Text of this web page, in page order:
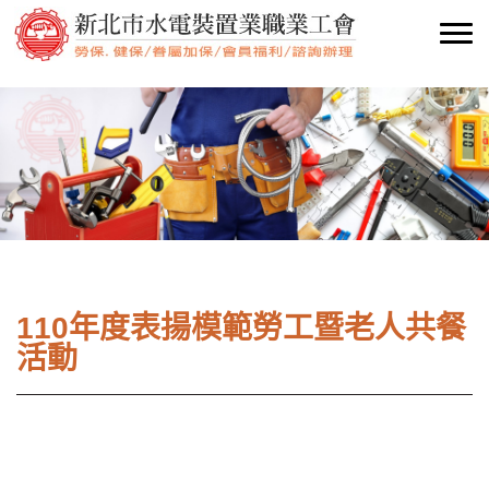
110年度表揚模範勞工暨老人共餐
活動